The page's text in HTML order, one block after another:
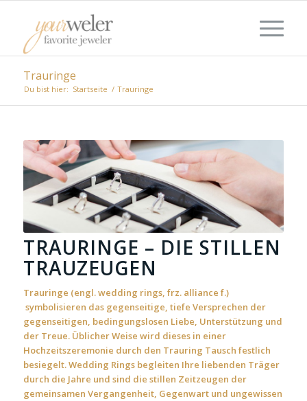
Trauringe
Du bist hier: Startseite / Trauringe
TRAURINGE – DIE STILLEN
TRAUZEUGEN
Trauringe (engl. wedding rings, frz. alliance f.)
symbolisieren das gegenseitige, tiefe Versprechen der
gegenseitigen, bedingungslosen Liebe, Unterstützung und
der Treue. Üblicher Weise wird dieses in einer
Hochzeitszeremonie durch den Trauring Tausch festlich
besiegelt. Wedding Rings begleiten Ihre liebenden Träger
durch die Jahre und sind die stillen Zeitzeugen der
gemeinsamen Vergangenheit, Gegenwart und ungewissen